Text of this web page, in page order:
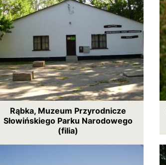
Rąbka, Muzeum Przyrodnicze
Słowińskiego Parku Narodowego
(filia)